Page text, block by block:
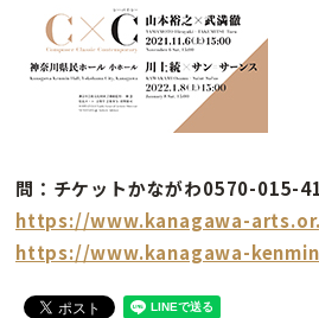
問：チケットかながわ0570-015-
https://www.kanagawa-
https://www.kanagawa-